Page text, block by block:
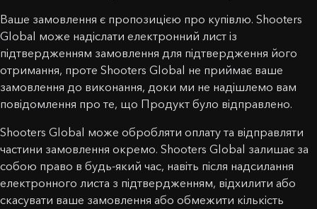
Ваше замовлення є пропозицією про купівлю. Shooters
Global може надіслати електронний лист із
підтвердженням замовлення для підтвердження його
отримання, проте Shooters Global не приймає ваше
замовлення до виконання, доки ми не надішлемо вам
повідомлення про те, що Продукт було відправлено.
Shooters Global може обробляти оплату та відправляти
частини замовлення окремо. Shooters Global залишає за
собою право в будь-який час, навіть після надсилання
електронного листа з підтвердженням, відхилити або
скасувати ваше замовлення або обмежити кількість